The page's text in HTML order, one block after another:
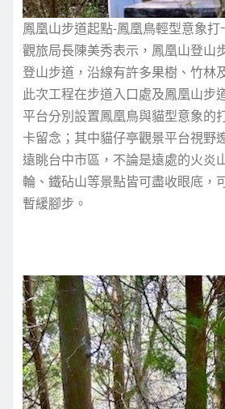
鳳凰山步道起點-鳳凰鳥輕型意象打
觀旅局長陳美秀表示，鳳凰山登山
登山步道，沿線有許多果樹、竹林
此次工程在步道入口處及鳳凰山步
平台分別設置鳳凰鳥與貓型意象的
卡留念；其中貓仔亭觀景平台視野
遠眺台中市區，不論是遠處的火炎
輪、鐵砧山等景點皆可盡收眼底，
暫緩腳步。